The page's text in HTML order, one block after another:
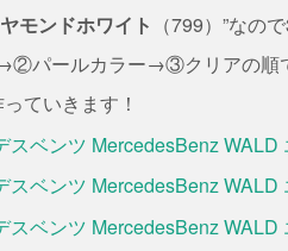
モンドホワイト （799）”なの
パールカラー→③クリアの順
ていきます！